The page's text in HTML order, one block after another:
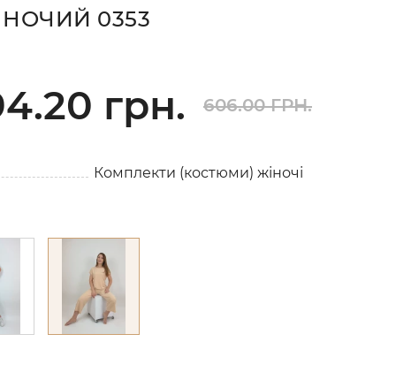
0353
грн. 606.00 ГРН.
Комплекти (костюми) жіночі